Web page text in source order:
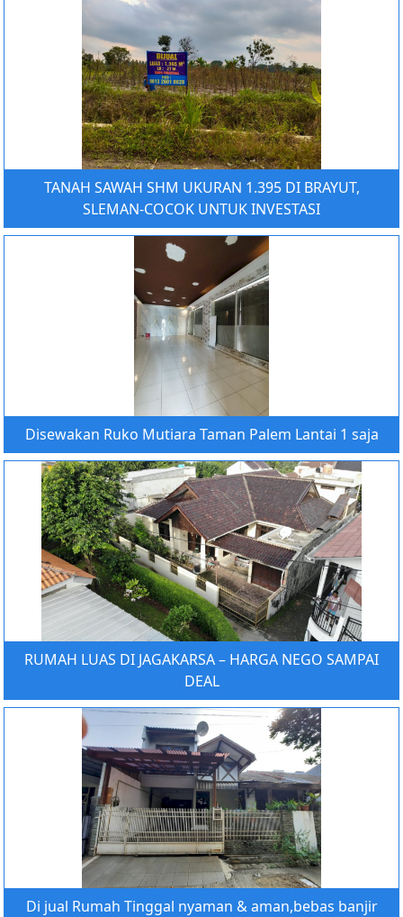
TANAH SAWAH SHM UKURAN 1.395 DI BRAYUT,
SLEMAN-COCOK UNTUK INVESTASI
Disewakan Ruko Mutiara Taman Palem Lantai 1 saja
RUMAH LUAS DI JAGAKARSA – HARGA NEGO SAMPAI
DEAL
Di jual Rumah Tinggal nyaman & aman,bebas banjir